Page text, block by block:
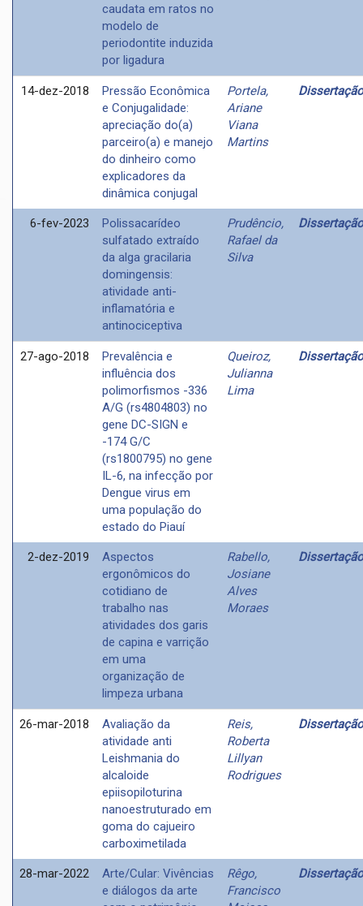
caudata em ratos no
modelo de
periodontite induzida
por ligadura
14-dez-2018
Pressão Econômica
e Conjugalidade:
apreciação do(a)
parceiro(a) e manejo
do dinheiro como
explicadores da
dinâmica conjugal
Portela,
Ariane
Viana
Martins
Dissertação
6-fev-2023
Polissacarídeo
sulfatado extraído
da alga gracilaria
domingensis:
atividade anti-
inflamatória e
antinociceptiva
Prudêncio,
Rafael da
Silva
Dissertação
27-ago-2018
Prevalência e
influência dos
polimorfismos -336
A/G (rs4804803) no
gene DC-SIGN e
-174 G/C
(rs1800795) no gene
IL-6, na infecção por
Dengue virus em
uma população do
estado do Piauí
Queiroz,
Julianna
Lima
Dissertação
2-dez-2019
Aspectos
ergonômicos do
cotidiano de
trabalho nas
atividades dos garis
de capina e varrição
em uma
organização de
limpeza urbana
Rabello,
Josiane
Alves
Moraes
Dissertação
26-mar-2018
Avaliação da
atividade anti
Leishmania do
alcaloide
epiisopiloturina
nanoestruturado em
goma do cajueiro
carboximetilada
Reis,
Roberta
Lillyan
Rodrigues
Dissertação
28-mar-2022
Arte/Cular: Vivências
e diálogos da arte
Rêgo,
Francisco
Dissertação